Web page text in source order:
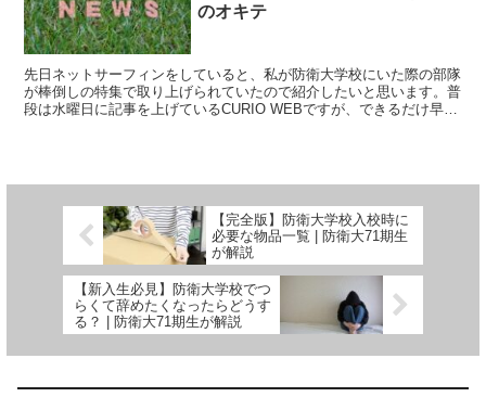
のオキテ
先日ネットサーフィンをしていると、私が防衛大学校にいた際の部隊
が棒倒しの特集で取り上げられていたので紹介したいと思います。普
段は水曜日に記事を上げているCURIO WEBですが、できるだけ早く
【完全版】防衛大学校入校時に
必要な物品一覧 | 防衛大71期生
が解説
【新入生必見】防衛大学校でつ
らくて辞めたくなったらどうす
る？ | 防衛大71期生が解説